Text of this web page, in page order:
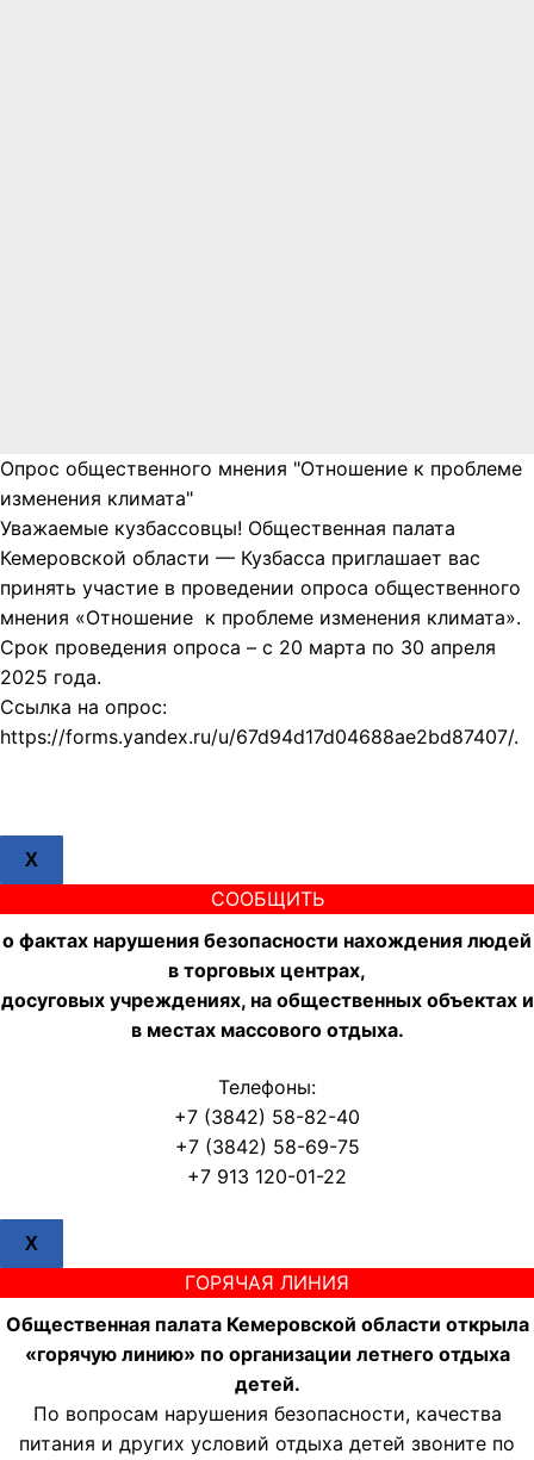
Опрос общественного мнения "Отношение к проблеме
изменения климата"
Уважаемые кузбассовцы! Общественная палата
Кемеровской области — Кузбасса приглашает вас
принять участие в проведении опроса общественного
мнения «Отношение к проблеме изменения климата».
Срок проведения опроса – с 20 марта по 30 апреля
2025 года.
Ссылка на опрос:
https://forms.yandex.ru/u/67d94d17d04688ae2bd87407/.
X
СООБЩИТЬ
о фактах нарушения безопасности нахождения людей
в торговых центрах,
досуговых учреждениях, на общественных объектах и
в местах массового отдыха.
Телефоны:
+7 (3842) 58-82-40
+7 (3842) 58-69-75
+7 913 120-01-22
X
ГОРЯЧАЯ ЛИНИЯ
Общественная палата Кемеровской области открыла
«горячую линию» по организации летнего отдыха
детей.
По вопросам нарушения безопасности, качества
питания и других условий отдыха детей звоните по